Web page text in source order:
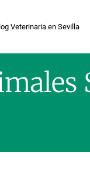
Veterinaria en Sevilla